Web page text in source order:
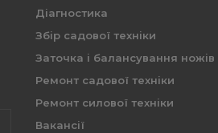
Діагностика
Збір садової техніки
Заточка і балансування ножів
Ремонт садової техніки
Ремонт силової техніки
Вакансії